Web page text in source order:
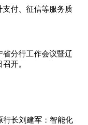
支付、征信等服务质
省分行工作会议暨辽
开。
行长刘建军：智能化